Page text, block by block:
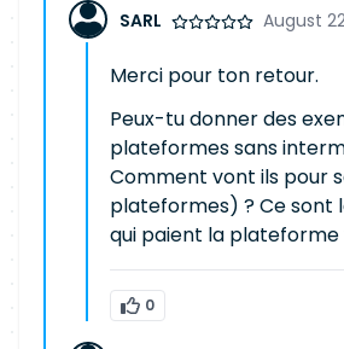
SARL August
Merci pour ton retour.
Peux-tu donner des
plateformes sans
Comment vont ils pour
plateformes) ? Ce sont
qui paient la plateforme
0